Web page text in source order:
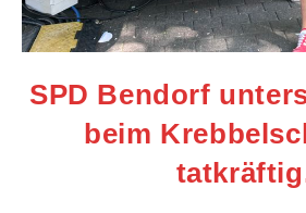
SPD Bendorf
beim